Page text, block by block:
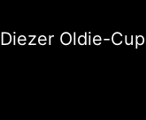
Diezer Oldie-Cup